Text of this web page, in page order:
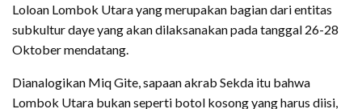
Loloan Lombok Utara yang merupakan bagian dari entitas
subkultur daye yang akan dilaksanakan pada tanggal 26-28
Oktober mendatang.
Dianalogikan Miq Gite, sapaan akrab Sekda itu bahwa
Lombok Utara bukan seperti botol kosong yang harus diisi,